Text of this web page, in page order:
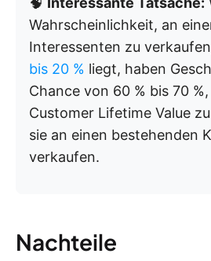
Wahrscheinlichkeit, an
Interessenten zu
bis 20 % liegt, haben
Chance von 60 % bis 70
Customer Lifetime Value
sie an einen bestehenden
verkaufen.
Nachteile